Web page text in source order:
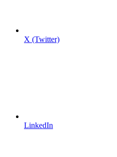
X (Twitter)
LinkedIn